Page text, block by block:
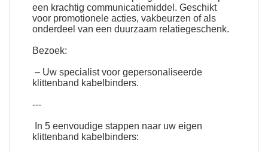
een krachtig communicatiemiddel. Geschikt
voor promotionele acties, vakbeurzen of als
onderdeel van een duurzaam relatiegeschenk.
Bezoek:
– Uw specialist voor gepersonaliseerde
klittenband kabelbinders.
---
In 5 eenvoudige stappen naar uw eigen
klittenband kabelbinders: